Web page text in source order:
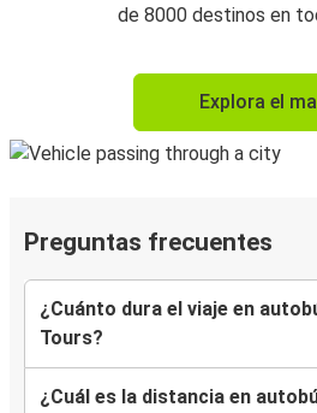
de 8000 destinos en
Explora el
Preguntas frecuentes
¿Cuánto dura el viaje en
Tours?
¿Cuál es la distancia en